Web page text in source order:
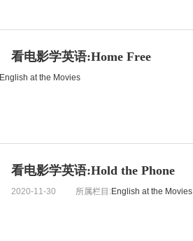
看电影学英语:Home Free
English at the Movies
看电影学英语:Hold the Phone
2020-11-30 所属栏目:English at the Movies